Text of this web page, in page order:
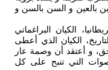
بالعين و السن بالسن و
الكيان البراغماتي
الكيان الذي أعطى
و أعتقد أن وصمة عار
التي تنبح على كل